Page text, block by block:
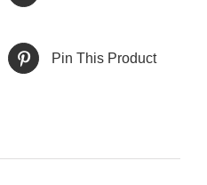
Pin This Product